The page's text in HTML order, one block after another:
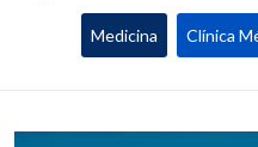
Medicina Clínica